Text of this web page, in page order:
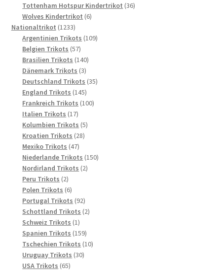
Produkte
Tottenham Hotspur Kindertrikot 3636
Wolves Kindertrikot 66
Nationaltrikot 12331233
Produkte
Argentinien Trikots 109109
Belgien Trikots 5757
Produkte
Brasilien Trikots 140140
Dänemark Trikots 33
Produkte
Deutschland Trikots 3535
England Trikots 145145
Produkte
Frankreich Trikots 100100
Italien Trikots 1717
Produkte
Kolumbien Trikots 55
Kroatien Trikots 2828
Mexiko Trikots 4747
Produkte
Niederlande Trikots 150150
Nordirland Trikots 22
Peru Trikots 22
Produkte
Polen Trikots 66
Produkte
Portugal Trikots 9292
Produkte
Schottland Trikots 22
Schweiz Trikots 11
Produkt
Spanien Trikots 159159
Produkte
Tschechien Trikots 1010
Uruguay Trikots 3030
USA Trikots 6565